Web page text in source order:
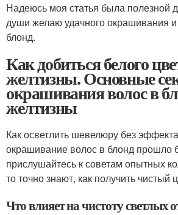
Надеюсь моя статья была полезной
души желаю удачного окрашивания и
блонд.
Как добиться белого
желтизны. Основные
окрашивания волос в
желтизны
Как осветлить шевелюру без
окрашивание волос в блонд прошло
прислушайтесь к советам опытных
то точно знают, как получить чистый
Что влияет на чистоту светлых